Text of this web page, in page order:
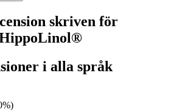
skriven för
i alla språk